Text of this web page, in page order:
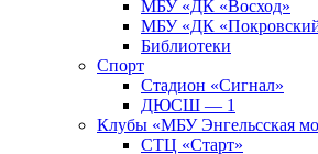
МБУ «ДК «Восход»
МБУ «ДК
Библиотеки
Спорт
Стадион «Сигнал»
ДЮСШ — 1
Клубы «МБУ Энгельсская
СТЦ «Старт»